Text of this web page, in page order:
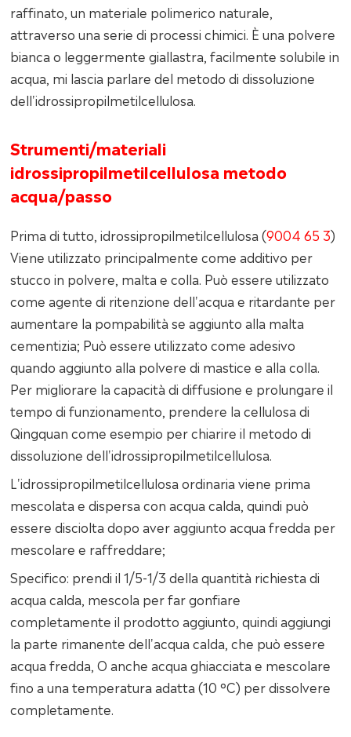
raffinato, un materiale polimerico naturale,
attraverso una serie di processi chimici. È una polvere
bianca o leggermente giallastra, facilmente solubile in
acqua, mi lascia parlare del metodo di dissoluzione
dell'idrossipropilmetilcellulosa.
Strumenti/materiali
idrossipropilmetilcellulosa metodo
acqua/passo
Prima di tutto, idrossipropilmetilcellulosa (9004 65 3)
Viene utilizzato principalmente come additivo per
stucco in polvere, malta e colla. Può essere utilizzato
come agente di ritenzione dell'acqua e ritardante per
aumentare la pompabilità se aggiunto alla malta
cementizia; Può essere utilizzato come adesivo
quando aggiunto alla polvere di mastice e alla colla.
Per migliorare la capacità di diffusione e prolungare il
tempo di funzionamento, prendere la cellulosa di
Qingquan come esempio per chiarire il metodo di
dissoluzione dell'idrossipropilmetilcellulosa.
L'idrossipropilmetilcellulosa ordinaria viene prima
mescolata e dispersa con acqua calda, quindi può
essere disciolta dopo aver aggiunto acqua fredda per
mescolare e raffreddare;
Specifico: prendi il 1/5-1/3 della quantità richiesta di
acqua calda, mescola per far gonfiare
completamente il prodotto aggiunto, quindi aggiungi
la parte rimanente dell'acqua calda, che può essere
acqua fredda, O anche acqua ghiacciata e mescolare
fino a una temperatura adatta (10 °C) per dissolvere
completamente.